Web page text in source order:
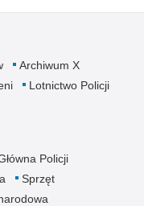
Archiwum X
Lotnictwo Policji
Policji
Sprzęt